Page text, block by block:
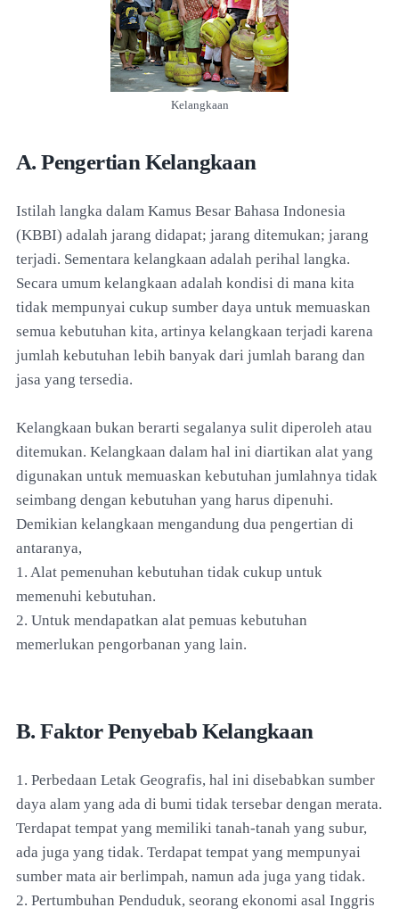
Kelangkaan
A. Pengertian Kelangkaan
Istilah langka dalam Kamus Besar Bahasa Indonesia
(KBBI) adalah jarang didapat; jarang ditemukan; jarang
terjadi. Sementara kelangkaan adalah perihal langka.
Secara umum kelangkaan adalah kondisi di mana kita
tidak mempunyai cukup sumber daya untuk memuaskan
semua kebutuhan kita, artinya kelangkaan terjadi karena
jumlah kebutuhan lebih banyak dari jumlah barang dan
jasa yang tersedia.
Kelangkaan bukan berarti segalanya sulit diperoleh atau
ditemukan. Kelangkaan dalam hal ini diartikan alat yang
digunakan untuk memuaskan kebutuhan jumlahnya tidak
seimbang dengan kebutuhan yang harus dipenuhi.
Demikian kelangkaan mengandung dua pengertian di
antaranya,
1. Alat pemenuhan kebutuhan tidak cukup untuk
memenuhi kebutuhan.
2. Untuk mendapatkan alat pemuas kebutuhan
memerlukan pengorbanan yang lain.
B. Faktor Penyebab Kelangkaan
1. Perbedaan Letak Geografis, hal ini disebabkan sumber
daya alam yang ada di bumi tidak tersebar dengan merata.
Terdapat tempat yang memiliki tanah-tanah yang subur,
ada juga yang tidak. Terdapat tempat yang mempunyai
sumber mata air berlimpah, namun ada juga yang tidak.
2. Pertumbuhan Penduduk, seorang ekonomi asal Inggris